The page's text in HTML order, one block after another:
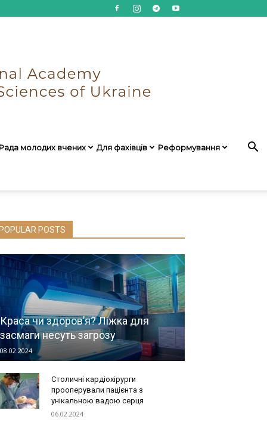
Рада молодих вчених Для фахівців Реформування
POPULAR POSTS
Краса чи здоров’я? Ліжка для
засмаги несуть загрозу
08.02.2024
Столичні кардіохірурги
прооперували пацієнта з
унікальною вадою серця
06.02.2024